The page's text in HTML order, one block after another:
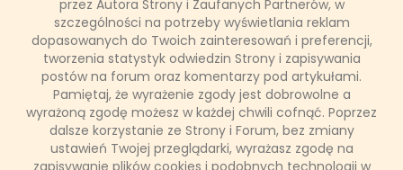
przez Autora Strony i Zaufanych Partnerów, w
szczególności na potrzeby wyświetlania reklam
dopasowanych do Twoich zainteresowań i preferencji,
tworzenia statystyk odwiedzin Strony i zapisywania
postów na forum oraz komentarzy pod artykułami.
Pamiętaj, że wyrażenie zgody jest dobrowolne a
wyrażoną zgodę możesz w każdej chwili cofnąć. Poprzez
dalsze korzystanie ze Strony i Forum, bez zmiany
ustawień Twojej przeglądarki, wyrażasz zgodę na
zapisywanie plików cookies i podobnych technologii w
PARTNERZY
SONDA
NASZE WYWIADY